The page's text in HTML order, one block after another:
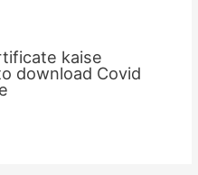
kaise
download Covid